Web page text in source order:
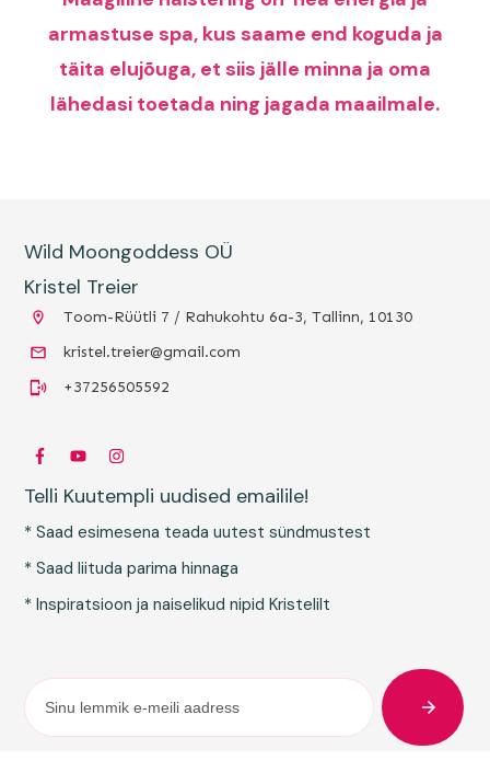
armastuse spa, kus saame end koguda ja
täita elujõuga, et siis jälle minna ja oma
lähedasi toetada ning jagada maailmale.
Wild Moongoddess OÜ
Kristel Treier
Toom-Rüütli 7 / Rahukohtu 6a-3, Tallinn, 10130
kristel.treier@gmail.com
+37256505592
Telli Kuutempli uudised emailile!
* Saad esimesena teada uutest sündmustest
* Saad liituda parima hinnaga
* Inspiratsioon ja naiselikud nipid Kristelilt